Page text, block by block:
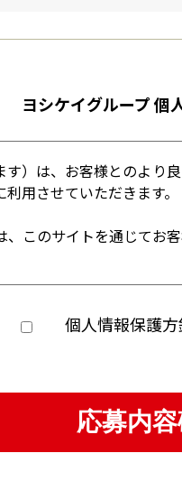
ヨシケイグループ 個
）は、お客様とのよ
用させていただきます。
このサイトを通じてお
個人情報保護方
応募内